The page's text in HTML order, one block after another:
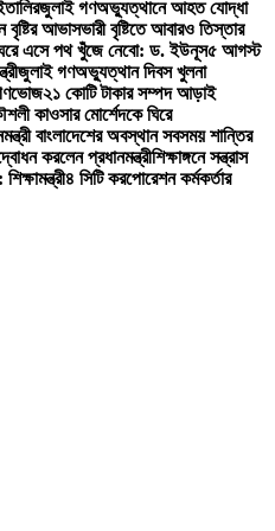
জুলাই গণঅভ্যুত্থানে আহত যোদ্ধা
বৃষ্টির আভাসভারী বৃষ্টিতে আবারও তিস্তার
এসে পথ খুঁজে নেবো: ড. ইউনূস৫ আগস্ট
জুলাই গণঅভ্যুত্থান দিবস খুলনা
গণভোজ২১ কোটি টাকার সম্পদ আড়াই
কাওসার মোর্শেদকে ঘিরে
বাংলাদেশের অবস্থান সবসময় শান্তির
করলেন প্রধানমন্ত্রীশিক্ষাঙ্গনে সন্ত্রাস
৪ সিটি করপোরেশন কর্মকর্তার